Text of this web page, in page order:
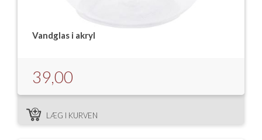
Vandglas i akryl
39,00
LÆG I KURVEN